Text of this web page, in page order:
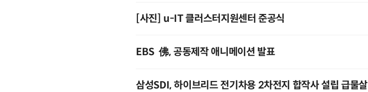
[사진] u-IT 클러스터지원센터 준공식
EBS ­ 佛, 공동제작 애니메이션 발표
삼성SDI, 하이브리드 전기차용 2차전지 합작사 설립 급물살